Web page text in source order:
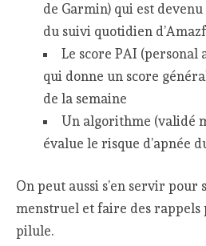
de Garmin) qui est
du suivi quotidien
Le score PAI
qui donne un score
de la semaine
Un algorithme (validé
évalue le risque d’apnée
On peut aussi s’en servir pour
menstruel et faire des
pilule.